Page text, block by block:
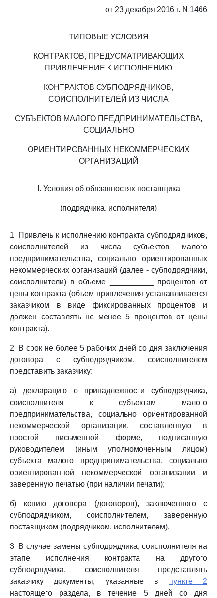
от 23 декабря 2016 г. N 1466
ТИПОВЫЕ УСЛОВИЯ
КОНТРАКТОВ, ПРЕДУСМАТРИВАЮЩИХ
ПРИВЛЕЧЕНИЕ К ИСПОЛНЕНИЮ
КОНТРАКТОВ СУБПОДРЯДЧИКОВ,
СОИСПОЛНИТЕЛЕЙ ИЗ ЧИСЛА
СУБЪЕКТОВ МАЛОГО ПРЕДПРИНИМАТЕЛЬСТВА,
СОЦИАЛЬНО
ОРИЕНТИРОВАННЫХ НЕКОММЕРЧЕСКИХ
ОРГАНИЗАЦИЙ
I. Условия об обязанностях поставщика
(подрядчика, исполнителя)
1. Привлечь к исполнению контракта субподрядчиков,
соисполнителей из числа субъектов малого
предпринимательства, социально ориентированных
некоммерческих организаций (далее - субподрядчики,
соисполнители) в объеме __________ процентов от
цены контракта (объем привлечения устанавливается
заказчиком в виде фиксированных процентов и
должен составлять не менее 5 процентов от цены
контракта).
2. В срок не более 5 рабочих дней со дня заключения
договора с субподрядчиком, соисполнителем
представить заказчику:
а) декларацию о принадлежности субподрядчика,
соисполнителя к субъектам малого
предпринимательства, социально ориентированной
некоммерческой организации, составленную в
простой письменной форме, подписанную
руководителем (иным уполномоченным лицом)
субъекта малого предпринимательства, социально
ориентированной некоммерческой организации и
заверенную печатью (при наличии печати);
б) копию договора (договоров), заключенного с
субподрядчиком, соисполнителем, заверенную
поставщиком (подрядчиком, исполнителем).
3. В случае замены субподрядчика, соисполнителя на
этапе исполнения контракта на другого
субподрядчика, соисполнителя представлять
заказчику документы, указанные в пункте 2
настоящего раздела, в течение 5 дней со дня